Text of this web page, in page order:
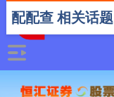
配配查 相关话题